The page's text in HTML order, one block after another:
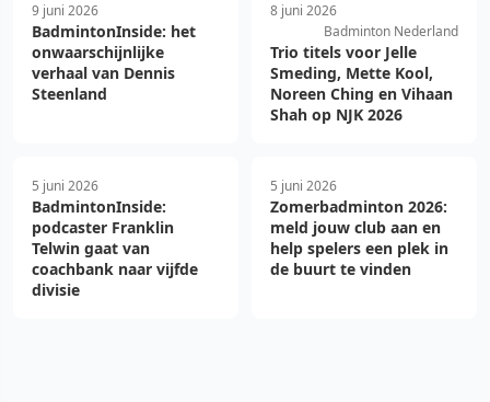
9 juni 2026
BadmintonInside: het
onwaarschijnlijke
verhaal van Dennis
Steenland
8 juni 2026
Badminton Nederland
Trio titels voor Jelle
Smeding, Mette Kool,
Noreen Ching en Vihaan
Shah op NJK 2026
5 juni 2026
BadmintonInside:
podcaster Franklin
Telwin gaat van
coachbank naar vijfde
divisie
5 juni 2026
Zomerbadminton 2026:
meld jouw club aan en
help spelers een plek in
de buurt te vinden